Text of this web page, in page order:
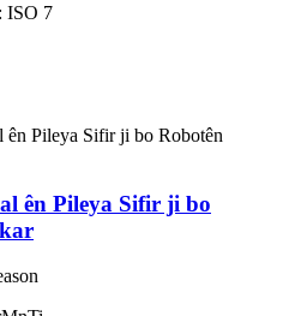
ISO 7
ên Pileya Sifir ji bo